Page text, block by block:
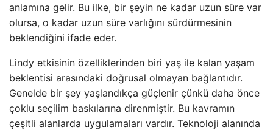
anlamına gelir. Bu ilke, bir şeyin ne kadar uzun süre var
olursa, o kadar uzun süre varlığını sürdürmesinin
beklendiğini ifade eder.
Lindy etkisinin özelliklerinden biri yaş ile kalan yaşam
beklentisi arasındaki doğrusal olmayan bağlantıdır.
Genelde bir şey yaşlandıkça güçlenir çünkü daha önce
çoklu seçilim baskılarına direnmiştir. Bu kavramın
çeşitli alanlarda uygulamaları vardır. Teknoloji alanında